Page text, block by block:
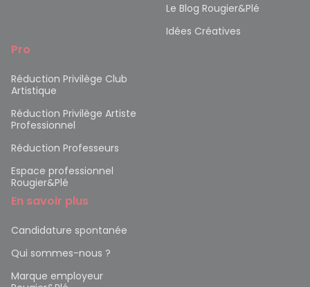
Le Blog Rougier&Plé
Idées Créatives
Pro
Réduction Privilège Club
Artistique
Réduction Privilège Artiste
Professionnel
Réduction Professeurs
Espace professionnel
Rougier&Plé
En savoir plus
Candidature spontanée
Qui sommes-nous ?
Marque employeur